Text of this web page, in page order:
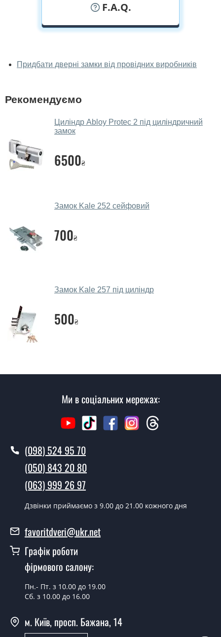
F.A.Q.
наживо?
Так, у нас великий вибір міжкімнатних та вхідних
дверей.
Чи допомагаєте ви вибрати замки?
салоні-магазині.
Наші рекомендації залежать від необхідних
параметрів, бюджету та інших факторів. Підбір
Заміри дверей робите?
Так, робимо. Наші фахівці можуть зробити замір та
консультацію на виїзді. Кожен співробітник має із
собою каталоги кольорів та візерунків. Після виміру та
Виклик замірника-консультанта коштує 450 грн.
Ви робите установку дверних замків?
згідно з чергою, у всі дні крім неділі.
Скільки коштує установка дверей
Замок Ельбор під циліндр?
циліндр - від 1600 грн.
Як швидко можете встановити двері
Замок Ельбор під циліндр?
У той самий день протягом кількох годин, за умови
наявності їх на складі, чи наступного дня.
Чи можна на сьогодні викликати
замірника?
Так можна.
Придбати дверні замки від провідних виробників
Рекомендуємо
Циліндр Abloy Protec 2 під циліндричний
замок
6500₴
Замок Kale 252 сейфовий
700₴
Замок Kale 257 під циліндр
500₴
Ми в соціальних мережах:
(098) 524 95 70
(050) 843 20 80
(063) 999 26 97
Дзвінки приймаємо з 9.00 до 21.00 кожного дня
favoritdveri@ukr.net
Графік роботи
фірмового салону:
Пн.- Пт. з 10.00 до 19.00
Сб. з 10.00 до 16.00
м. Київ, просп. Бажана, 14